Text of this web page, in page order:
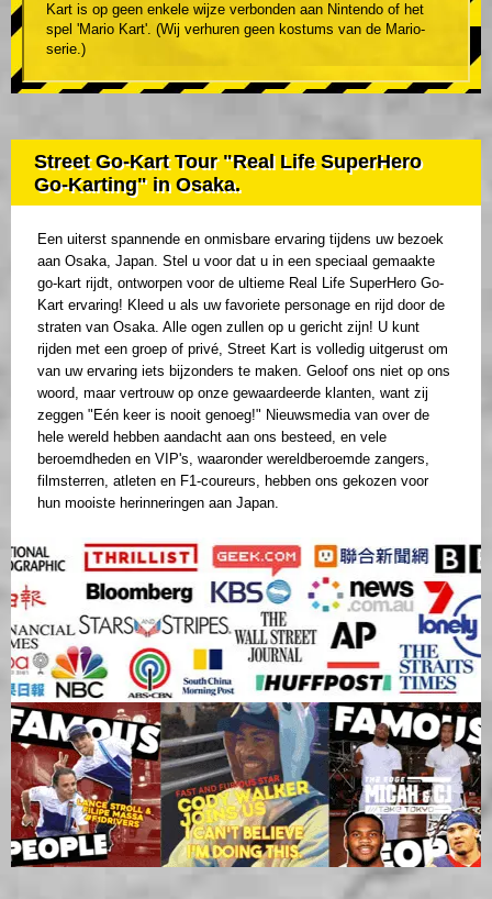
Kart is op geen enkele wijze verbonden aan Nintendo of het
spel 'Mario Kart'. (Wij verhuren geen kostums van de Mario-
serie.)
Street Go-Kart Tour "Real Life SuperHero
Go-Karting" in Osaka.
Een uiterst spannende en onmisbare ervaring tijdens uw bezoek
aan Osaka, Japan. Stel u voor dat u in een speciaal gemaakte
go-kart rijdt, ontworpen voor de ultieme Real Life SuperHero Go-
Kart ervaring! Kleed u als uw favoriete personage en rijd door de
straten van Osaka. Alle ogen zullen op u gericht zijn! U kunt
rijden met een groep of privé, Street Kart is volledig uitgerust om
van uw ervaring iets bijzonders te maken. Geloof ons niet op ons
woord, maar vertrouw op onze gewaardeerde klanten, want zij
zeggen "Eén keer is nooit genoeg!" Nieuwsmedia van over de
hele wereld hebben aandacht aan ons besteed, en vele
beroemdheden en VIP's, waaronder wereldberoemde zangers,
filmsterren, atleten en F1-coureurs, hebben ons gekozen voor
hun mooiste herinneringen aan Japan.